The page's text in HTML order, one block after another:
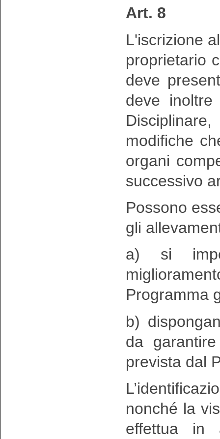
Art. 8
L'iscrizione
proprietario
deve
deve
modifiche
organi
successivo
Possono
gli
a) si
Programma
b)
da
prevista dal
nonché la
effettua in